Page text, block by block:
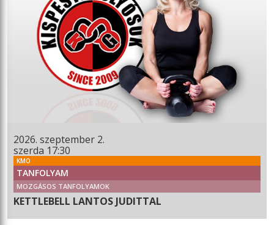
2026. szeptember 2.
szerda 17:30
KMO
TANFOLYAM
MOZGÁSOS TANFOLYAMOK
KETTLEBELL LANTOS JUDITTAL